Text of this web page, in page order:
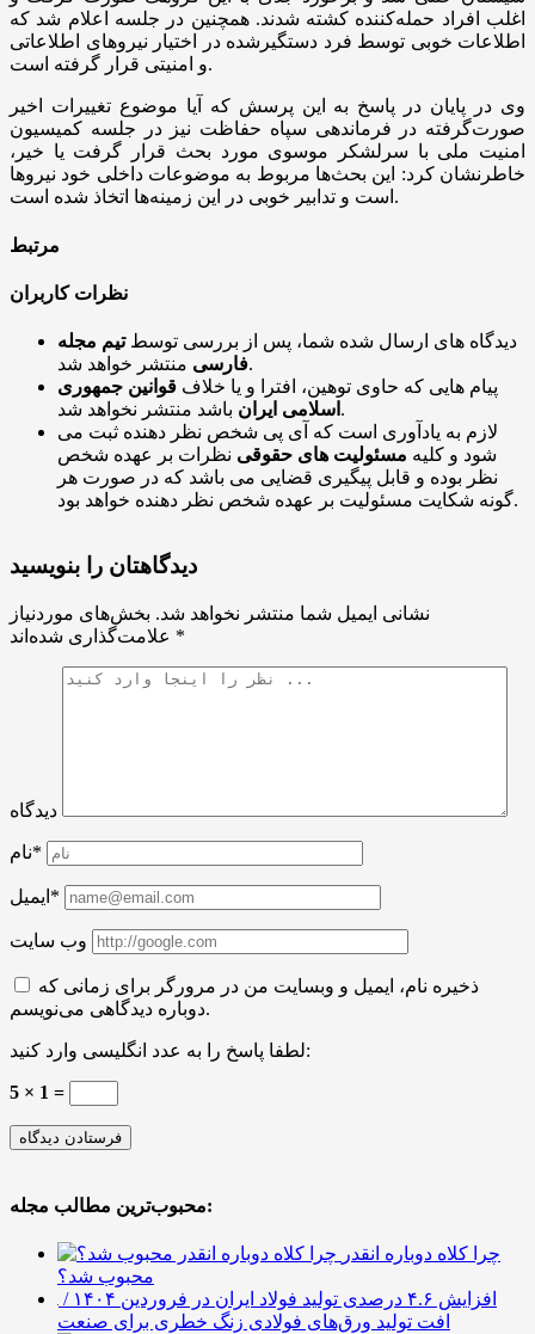
اغلب افراد حمله‌کننده کشته شدند. همچنین در جلسه اعلام شد که
اطلاعات خوبی توسط فرد دستگیرشده در اختیار نیرو‌های اطلاعاتی
و امنیتی قرار گرفته است.
وی در پایان در پاسخ به این پرسش که آیا موضوع تغییرات اخیر
صورت‌گرفته در فرماندهی سپاه حفاظت نیز در جلسه کمیسیون
امنیت ملی با سرلشکر موسوی مورد بحث قرار گرفت یا خیر،
خاطرنشان کرد: این بحث‌ها مربوط به موضوعات داخلی خود نیرو‌ها
است و تدابیر خوبی در این زمینه‌ها اتخاذ شده است.
مرتبط
نظرات کاربران
دیدگاه های ارسال شده شما، پس از بررسی توسطتیم مجله
فارسیمنتشر خواهد شد.
پیام هایی که حاوی توهین، افترا و یا خلاف قوانین جمهوری
اسلامی ایران باشد منتشر نخواهد شد.
لازم به یادآوری است که آی پی شخص نظر دهنده ثبت می
شود و کلیه مسئولیت های حقوقی نظرات بر عهده شخص
نظر بوده و قابل پیگیری قضایی می باشد که در صورت هر
گونه شکایت مسئولیت بر عهده شخص نظر دهنده خواهد بود.
دیدگاهتان را بنویسید
نشانی ایمیل شما منتشر نخواهد شد. بخش‌های موردنیاز
*
دیدگاه
نام*
ایمیل*
وب سایت
ذخیره نام، ایمیل و وبسایت من در مرورگر برای زمانی که
دوباره دیدگاهی می‌نویسم.
لطفا پاسخ را به عدد انگلیسی وارد کنید:
5 × 1 =
محبوب‌ترین مطالب مجله:
چرا کلاه دوباره انقدر
محبوب شد؟
افزایش ۴.۶ درصدی تولید فولاد ایران در فروردین ۱۴۰۴ /
افت تولید ورق‌های فولادی زنگ خطری برای صنعت